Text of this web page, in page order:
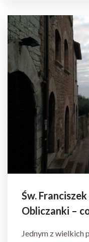
Św.
Obliczanki –
Jednym z wielkich